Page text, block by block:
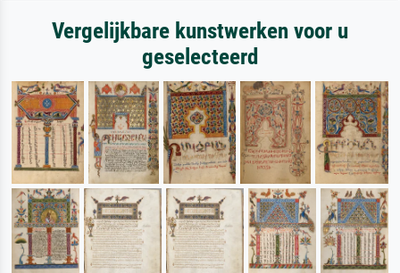
Vergelijkbare kunstwerken voor u
geselecteerd